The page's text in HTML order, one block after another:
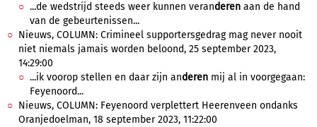
...de wedstrijd steeds weer kunnen veranderen aan de hand
van de gebeurtenissen...
Nieuws, COLUMN: Crimineel supportersgedrag mag never nooit
niet niemals jamais worden beloond, 25 september 2023,
14:29:00
...ik voorop stellen en daar zijn anderen mij al in voorgegaan:
Feyenoord...
Nieuws, COLUMN: Feyenoord verplettert Heerenveen ondanks
Oranjedoelman, 18 september 2023, 11:22:00